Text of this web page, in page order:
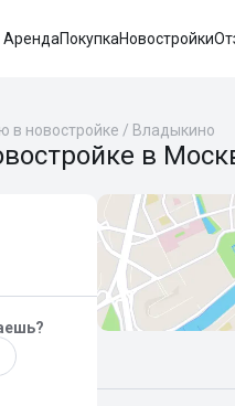
АрендаПокупкаНовостройки
в новостройке / Владыкино
в